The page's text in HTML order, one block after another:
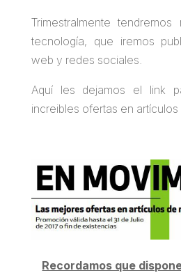
Trimestralmente
tecnología, que iremos
web y redes sociales.
Aquí les dejamos el link
increibles ofertas en artículos
Recordamos que